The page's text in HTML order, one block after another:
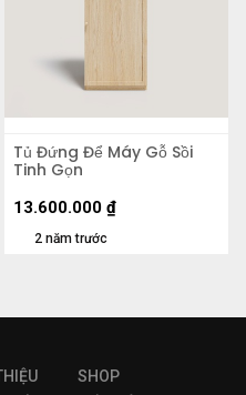
Tủ Đứng Để Máy Gỗ Sồi
Tinh Gọn
2 năm trước
13.600.000 ₫
SHOP